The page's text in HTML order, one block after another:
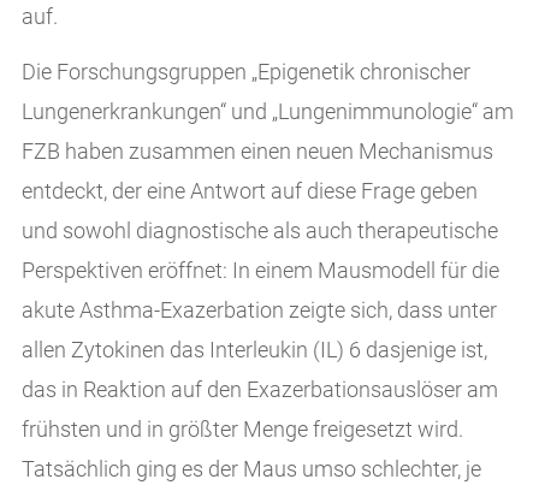
auf.
Die Forschungsgruppen „Epigenetik chronischer
Lungenerkrankungen“ und „Lungenimmunologie“ am
FZB haben zusammen einen neuen Mechanismus
entdeckt, der eine Antwort auf diese Frage geben
und sowohl diagnostische als auch therapeutische
Perspektiven eröffnet: In einem Mausmodell für die
akute Asthma-Exazerbation zeigte sich, dass unter
allen Zytokinen das Interleukin (IL) 6 dasjenige ist,
das in Reaktion auf den Exazerbationsauslöser am
frühsten und in größter Menge freigesetzt wird.
Tatsächlich ging es der Maus umso schlechter, je